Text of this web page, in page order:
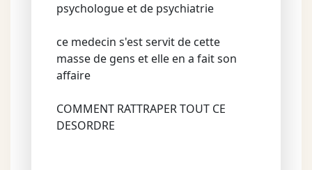
psychologue et de psychiatrie
ce medecin s'est servit de cette
masse de gens et elle en a fait son
affaire
COMMENT RATTRAPER TOUT CE
DESORDRE